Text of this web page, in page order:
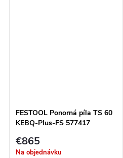
FESTOOL Ponorná píla TS 60
KEBQ-Plus-FS 577417
€865
Na objednávku